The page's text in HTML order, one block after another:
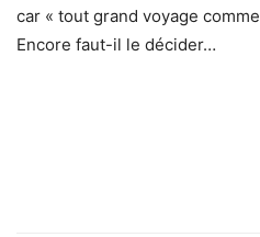
car « tout grand voyage
Encore faut-il le décider…